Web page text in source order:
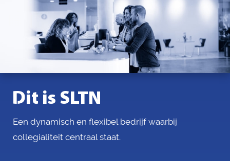
Dit is SLTN
Een dynamisch en flexibel bedrijf waarbij
collegialiteit centraal staat.